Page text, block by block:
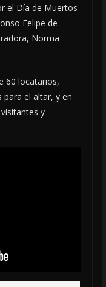
el Día de Muertos
Felipe de
Norma
60 locatarios,
para el altar, y en
y